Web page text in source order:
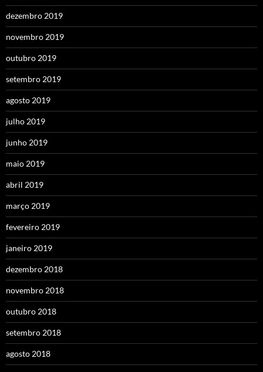
dezembro 2019
novembro 2019
outubro 2019
setembro 2019
agosto 2019
julho 2019
junho 2019
maio 2019
abril 2019
março 2019
fevereiro 2019
janeiro 2019
dezembro 2018
novembro 2018
outubro 2018
setembro 2018
agosto 2018